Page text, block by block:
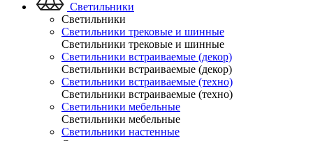
Светильники
Светильники
Светильники трековые и шинные
Светильники трековые и шинные
Светильники встраиваемые (декор)
Светильники встраиваемые (декор)
Светильники встраиваемые (техно)
Светильники встраиваемые (техно)
Светильники мебельные
Светильники мебельные
Светильники настенные